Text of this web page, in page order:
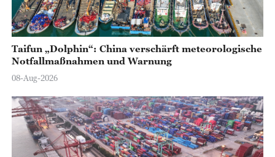
Taifun „Dolphin“: China verschärft meteorologische
Notfallmaßnahmen und Warnung
08-Aug-2026